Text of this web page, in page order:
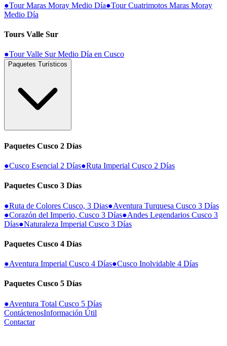
●Tour Maras Moray Medio Día●Tour Cuatrimotos Maras Moray
Medio Día
Tours Valle Sur
●Tour Valle Sur Medio Día en Cusco
Paquetes Turísticos
Paquetes Cusco 2 Días
●Cusco Esencial 2 Días●Ruta Imperial Cusco 2 Días
Paquetes Cusco 3 Días
●Ruta de Colores Cusco, 3 Dias●Aventura Turquesa Cusco 3 Días
●Corazón del Imperio, Cusco 3 Días●Andes Legendarios Cusco 3
Días●Naturaleza Imperial Cusco 3 Días
Paquetes Cusco 4 Días
●Aventura Imperial Cusco 4 Días●Cusco Inolvidable 4 Días
Paquetes Cusco 5 Días
●Aventura Total Cusco 5 Días
ContáctenosInformación Útil
Contactar